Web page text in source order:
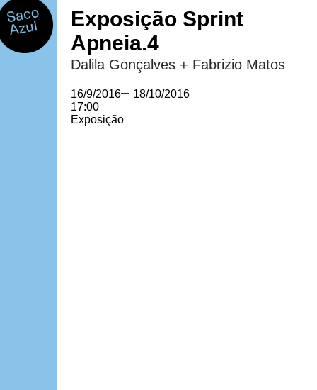
Exposição Sprint
Apneia.4
Dalila Gonçalves + Fabrizio Matos
16/9/2016— 18/10/2016
17:00
Exposição